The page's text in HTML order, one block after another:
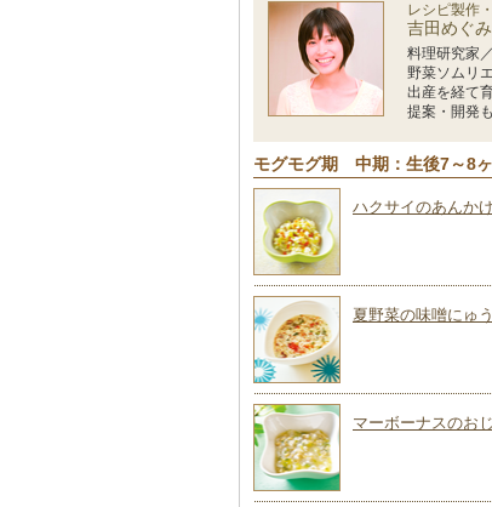
レシピ製作
吉田めぐみ
料理研究家
野菜ソムリ
出産を経て
提案・開発
モグモグ期 中期：生後7～8
ハクサイのあんか
夏野菜の味噌にゅ
マーボーナスのお